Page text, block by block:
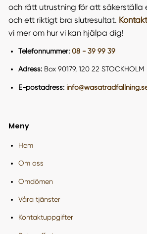
och rätt utrustning för att säkerställa
och ett riktigt bra slutresultat.
vi mer om hur vi kan hjälpa dig!
Telefonnummer: 08 - 39 99 39
Adress: Box 90179, 120 22 STOCKHOLM
E-postadress:
Meny
Hem
Om oss
Omdömen
Våra tjänster
Kontaktuppgifter